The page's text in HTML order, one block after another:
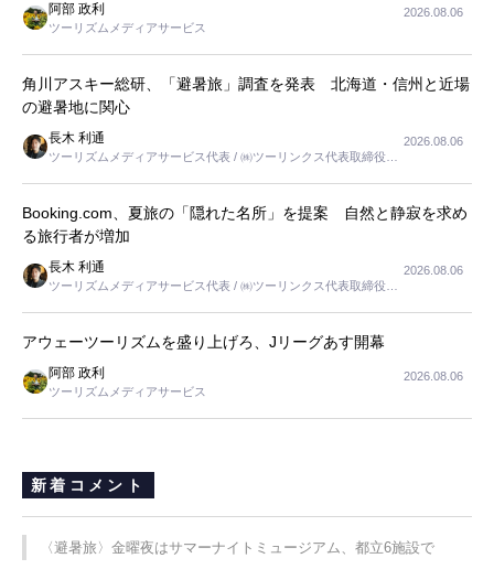
阿部 政利
ツーリズムメディアサービス
2026.08.06
角川アスキー総研、「避暑旅」調査を発表 北海道・信州と近場
の避暑地に関心
長木 利通
ツーリズムメディアサービス代表 / ㈱ツーリンクス代表取締役社
2026.08.06
Booking.com、夏旅の「隠れた名所」を提案 自然と静寂を求め
る旅行者が増加
長木 利通
ツーリズムメディアサービス代表 / ㈱ツーリンクス代表取締役社
2026.08.06
アウェーツーリズムを盛り上げろ、Jリーグあす開幕
阿部 政利
ツーリズムメディアサービス
2026.08.06
新着コメント
〈避暑旅〉金曜夜はサマーナイトミュージアム、都立6施設で